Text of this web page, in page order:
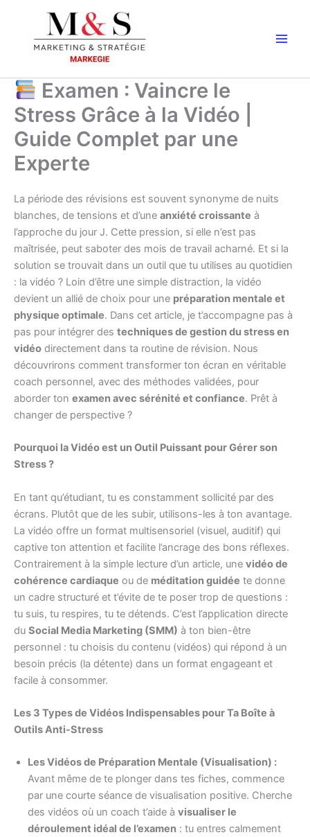
contenu
Examen : Vaincre le
Stress Grâce à la Vidéo |
Guide Complet par une
Experte
La période des révisions est souvent synonyme de nuits
blanches, de tensions et d’une anxiété croissante à
l’approche du jour J. Cette pression, si elle n’est pas
maîtrisée, peut saboter des mois de travail acharné. Et si la
solution se trouvait dans un outil que tu utilises au quotidien
: la vidéo ? Loin d’être une simple distraction, la vidéo
devient un allié de choix pour une préparation mentale et
physique optimale. Dans cet article, je t’accompagne pas à
pas pour intégrer des techniques de gestion du stress en
vidéo directement dans ta routine de révision. Nous
découvrirons comment transformer ton écran en véritable
coach personnel, avec des méthodes validées, pour
aborder ton examen avec sérénité et confiance. Prêt à
changer de perspective ?
Pourquoi la Vidéo est un Outil Puissant pour Gérer son
Stress ?
En tant qu’étudiant, tu es constamment sollicité par des
écrans. Plutôt que de les subir, utilisons-les à ton avantage.
La vidéo offre un format multisensoriel (visuel, auditif) qui
captive ton attention et facilite l’ancrage des bons réflexes.
Contrairement à la simple lecture d’un article, une vidéo de
cohérence cardiaque ou de méditation guidée te donne
un cadre structuré et t’évite de te poser trop de questions :
tu suis, tu respires, tu te détends. C’est l’application directe
du Social Media Marketing (SMM) à ton bien-être
personnel : tu choisis du contenu (vidéos) qui répond à un
besoin précis (la détente) dans un format engageant et
facile à consommer.
Les 3 Types de Vidéos Indispensables pour Ta Boîte à
Outils Anti-Stress
Les Vidéos de Préparation Mentale (Visualisation) :
Avant même de te plonger dans tes fiches, commence
par une courte séance de visualisation positive. Cherche
des vidéos où un coach t’aide à visualiser le
déroulement idéal de l’examen : tu entres calmement